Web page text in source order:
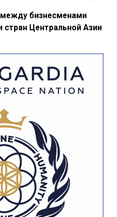
бизнесменами
Центральной Азии